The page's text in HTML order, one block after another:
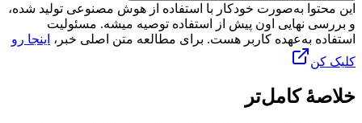
این محتوا به‌صورت خودکار با استفاده از هوش مصنوعی تولید شده،
و بررسی نهایی اون پیش از استفاده توصیه میشه. مسئولیت
استفاده به‌عهده کاربر هست. برای مطالعه متن اصلی خبر، اینجا رو
کلیک کن
خلاصهٔ کامل‌تر